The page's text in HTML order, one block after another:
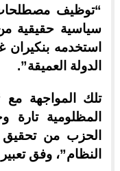
“توظيف
سياسية حقيقية
استخدمه
الدولة العميقة”.
تلك المواجهة مع
المظلومية تارة
الحزب من
النظام”، وفق